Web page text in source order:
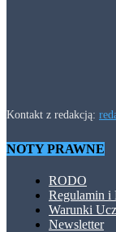
Kontakt z redakcją:
NOTY PRAWNE
RODO
Regulamin i
Warunki
Newsletter